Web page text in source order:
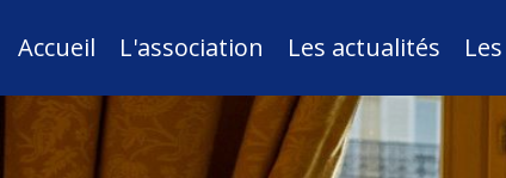
Accueil L'association Les actualités